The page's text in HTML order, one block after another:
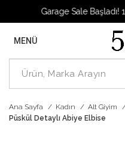
Garage Sale Başladı! 1
MENÜ
Ana Sayfa Kadın Alt Giyim
Püskül Detaylı Abiye Elbise